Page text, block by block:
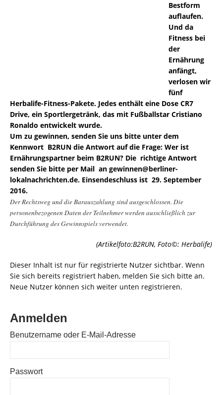
Bestform
auflaufen.
Und da
Fitness bei
der
Ernährung
anfängt,
verlosen wir
fünf
Herbalife-Fitness-Pakete. Jedes enthält eine Dose CR7
Drive, ein Sportlergetränk, das mit Fußballstar Cristiano
Ronaldo entwickelt wurde.
Um zu gewinnen, senden Sie uns bitte unter dem
Kennwort B2RUN die Antwort auf die Frage: Wer ist
Ernährungspartner beim B2RUN? Die richtige Antwort
senden Sie bitte per Mail an gewinnen@berliner-
lokalnachrichten.de. Einsendeschluss ist 29. September
2016.
Der Rechtsweg und die Barauszahlung sind ausgeschlossen. Die
personenbezogenen Daten der Teilnehmer werden ausschließlich zur
Durchführung des Gewinnspiels verwendet.
(Artikelfoto:B2RUN, Foto©: Herbalife)
Dieser Inhalt ist nur für registrierte Nutzer sichtbar. Wenn
Sie sich bereits registriert haben, melden Sie sich bitte an.
Neue Nutzer können sich weiter unten registrieren.
Anmelden
Benutzername oder E-Mail-Adresse
Passwort